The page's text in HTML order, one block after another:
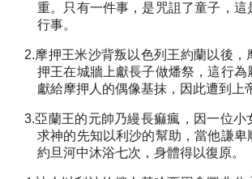
重。只有一件事，是咒詛了童子，這
行事。
2.摩押王米沙背叛以色列王約蘭以後，
押王在城牆上獻長子做燔祭，這行為
獻給摩押人的偶像基抹，因此遭到上
3.亞蘭王的元帥乃縵長痲瘋，因一位小
求神的先知以利沙的幫助，當他謙卑
約旦河中沐浴七次，身體得以復原。